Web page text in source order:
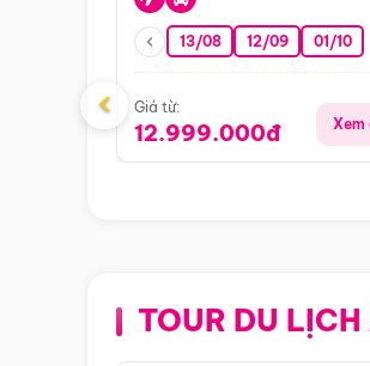
13/08 12/09 01/10
Giá từ:
12.999.000đ Xem
‹
TOUR DU Điểm